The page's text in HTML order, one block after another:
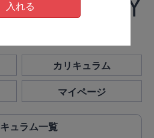
カリキュラム
マイページ
ュラム一覧
入れる